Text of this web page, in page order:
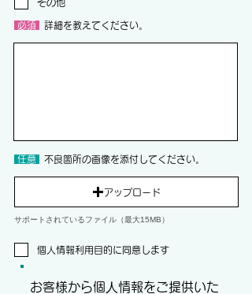
その他
​ 必須 詳細を教えてください。
​ 任意 不良箇所の画像を添付してください。
アップロード
サポートされているファイル（最大15MB）
個人情報利用目的に同意します
お客様から個⼈情報をご提供いた